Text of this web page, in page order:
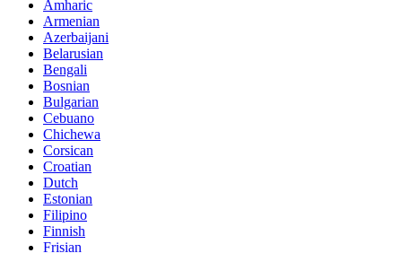
Amharic
Armenian
Azerbaijani
Belarusian
Bengali
Bosnian
Bulgarian
Cebuano
Chichewa
Corsican
Croatian
Dutch
Estonian
Filipino
Finnish
Frisian